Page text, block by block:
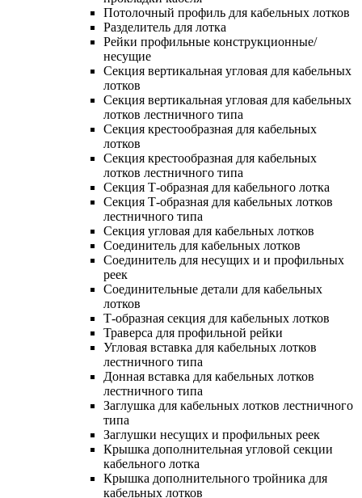
Потолочный профиль для кабельных лотков
Разделитель для лотка
Рейки профильные конструкционные/
несущие
Секция вертикальная угловая для кабельных
лотков
Секция вертикальная угловая для кабельных
лотков лестничного типа
Секция крестообразная для кабельных
лотков
Секция крестообразная для кабельных
лотков лестничного типа
Секция Т-образная для кабельного лотка
Секция Т-образная для кабельных лотков
лестничного типа
Секция угловая для кабельных лотков
Соединитель для кабельных лотков
Соединитель для несущих и и профильных
реек
Соединительные детали для кабельных
лотков
Т-образная секция для кабельных лотков
Траверса для профильной рейки
Угловая вставка для кабельных лотков
лестничного типа
Донная вставка для кабельных лотков
лестничного типа
Заглушка для кабельных лотков лестничного
типа
Заглушки несущих и профильных реек
Крышка дополнительная угловой секции
кабельного лотка
Крышка дополнительного тройника для
кабельных лотков